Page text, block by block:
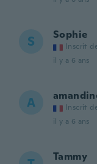
S Sophie
Inscrit
il y a 6 ans
A Inscrit
il y a 6 ans
Tammy